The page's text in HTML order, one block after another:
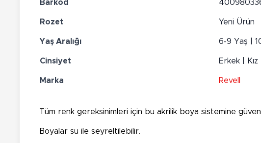
Barkod
Rozet Yeni Ürün
Yaş Aralığı 6-9 Yaş |
Cinsiyet Erkek | Kız
Marka Revell
Tüm renk gereksinimleri için bu akrilik boya sistemine
Boyalar su ile seyreltilebilir.